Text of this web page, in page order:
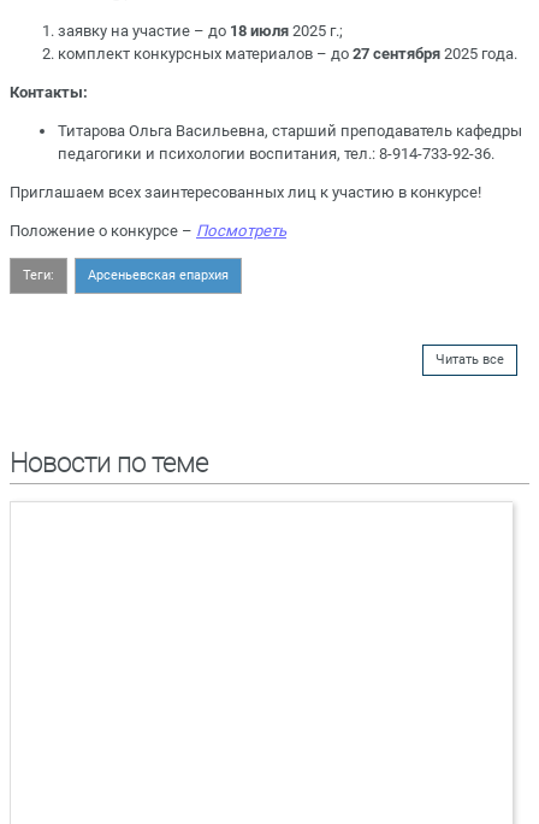
заявку на участие – до 18 июля 2025 г.;
комплект конкурсных материалов – до 27 сентября 2025 года.
Контакты:
Титарова Ольга Васильевна, старший преподаватель кафедры
педагогики и психологии воспитания, тел.: 8-914-733-92-36.
Приглашаем всех заинтересованных лиц к участию в конкурсе!
Положение о конкурсе – Посмотреть
Теги: Арсеньевская епархия
Читать все
Новости по теме